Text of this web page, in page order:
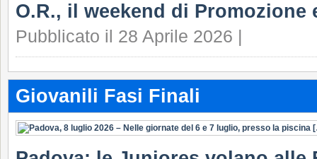
O.R., il weekend di Promozione
Pubblicato il 28 Aprile 2026 |
Giovanili Fasi Finali